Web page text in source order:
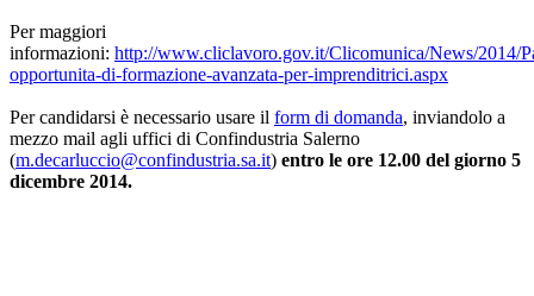
Per maggiori
informazioni: http://www.cliclavoro.gov.it/Clicomunica/News/2014/
opportunita-di-formazione-avanzata-per-imprenditrici.aspx
Per candidarsi è necessario usare il form di domanda, inviandolo a
mezzo mail agli uffici di Confindustria Salerno
(m.decarluccio@confindustria.sa.it) entro le ore 12.00 del giorno 5
dicembre 2014.